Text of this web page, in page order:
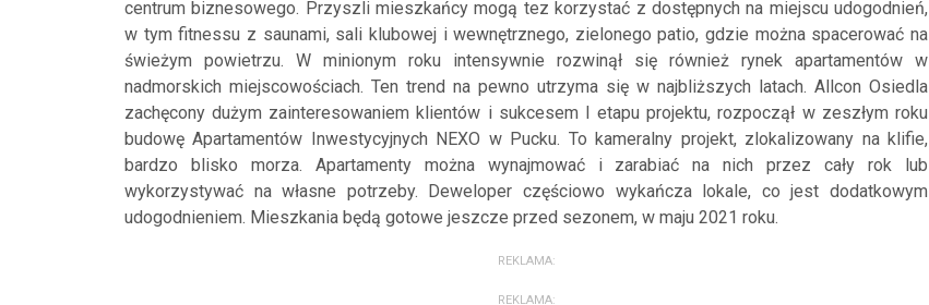
centrum biznesowego. Przyszli mieszkańcy mogą tez korzystać z dostępnych na miejscu udogodnień,
w tym fitnessu z saunami, sali klubowej i wewnętrznego, zielonego patio, gdzie można spacerować na
świeżym powietrzu. W minionym roku intensywnie rozwinął się również rynek apartamentów w
nadmorskich miejscowościach. Ten trend na pewno utrzyma się w najbliższych latach. Allcon Osiedla
zachęcony dużym zainteresowaniem klientów i sukcesem I etapu projektu, rozpoczął w zeszłym roku
budowę Apartamentów Inwestycyjnych NEXO w Pucku. To kameralny projekt, zlokalizowany na klifie,
bardzo blisko morza. Apartamenty można wynajmować i zarabiać na nich przez cały rok lub
wykorzystywać na własne potrzeby. Deweloper częściowo wykańcza lokale, co jest dodatkowym
udogodnieniem. Mieszkania będą gotowe jeszcze przed sezonem, w maju 2021 roku.
REKLAMA:
REKLAMA: